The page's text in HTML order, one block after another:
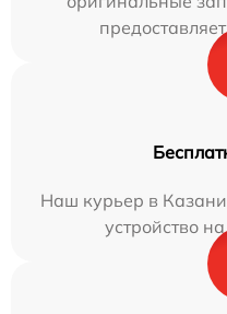
Наш курьер в
устройство